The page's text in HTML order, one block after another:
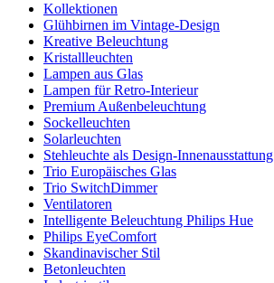
Kollektionen
Glühbirnen im Vintage-Design
Kreative Beleuchtung
Kristallleuchten
Lampen aus Glas
Lampen für Retro-Interieur
Premium Außenbeleuchtung
Sockelleuchten
Solarleuchten
Stehleuchte als Design-Innenausstattung
Trio Europäisches Glas
Trio SwitchDimmer
Ventilatoren
Intelligente Beleuchtung Philips Hue
Philips EyeComfort
Skandinavischer Stil
Betonleuchten